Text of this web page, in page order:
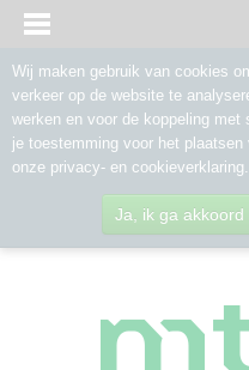
Wij maken gebruik van cookies
verkeer op de website te
werken en voor de koppeling
je toestemming voor het
onze privacy- en cookieverklaring.
Ja, ik ga akkoord